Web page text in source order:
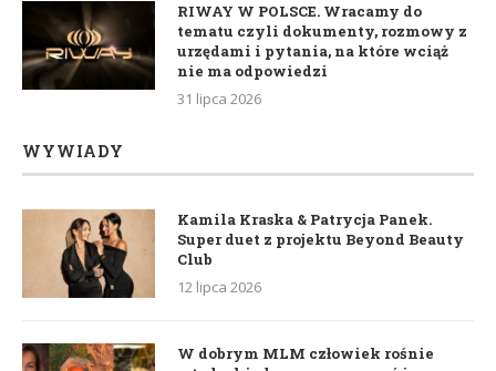
RIWAY W POLSCE. Wracamy do
tematu czyli dokumenty, rozmowy z
urzędami i pytania, na które wciąż
nie ma odpowiedzi
31 lipca 2026
WYWIADY
Kamila Kraska & Patrycja Panek.
Super duet z projektu Beyond Beauty
Club
12 lipca 2026
W dobrym MLM człowiek rośnie